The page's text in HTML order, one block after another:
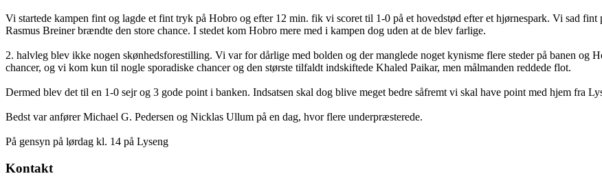
Vi startede kampen fint og lagde et fint tryk på Hobro og efter 12 min. fik vi scoret til 1-0 på et hovedstød efter et hjørnespark. Vi sad
Rasmus Breiner brændte den store chance. I stedet kom Hobro mere med i kampen dog uden at de blev farlige.
2. halvleg blev ikke nogen skønhedsforestilling. Vi var for dårlige med bolden og der manglede noget kynisme flere steder på banen
chancer, og vi kom kun til nogle sporadiske chancer og den største tilfaldt indskiftede Khaled Paikar, men målmanden reddede flot.
Dermed blev det til en 1-0 sejr og 3 gode point i banken. Indsatsen skal dog blive meget bedre såfremt vi skal have point med hjem fra
Bedst var anfører Michael G. Pedersen og Nicklas Ullum på en dag, hvor flere underpræsterede.
På gensyn på lørdag kl. 14 på Lyseng
Kontakt